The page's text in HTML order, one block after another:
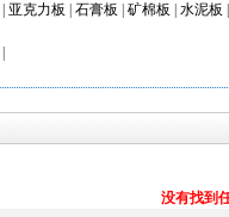
亚克力板 石膏板 矿棉板 水泥板
没有找到